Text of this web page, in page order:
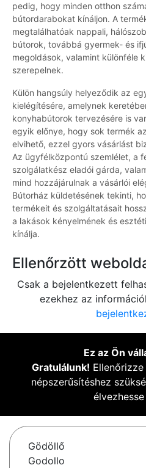
pedig, hogy minden otthon
bútordarabokat kínáljon. A
megtalálhatóak nappali,
bútorok, továbbá gyermek- és
megoldások, valamint különféle
szerepelnek.
Külön hangsúly helyeződik az
kielégítésére, amelynek
konyhabútorok tervezésére is
egyik előnye, hogy sok termék
elvihető, ezzel gyors vásárlást
Az ügyfélközpontú szemlélet, a
szolgálatkész eladói gárda,
mind hozzájárulnak a vásárlói
Bútorház küldetésének tekinti,
termékeit és szolgáltatásait
a lakások kényelmének és
kínálja.
Ellenőrzött
Csak a bejelentkezett
ezekhez az
Ez az Ön
Gratulálunk!
népszerűsítéshez
Gödöllő
Godollo